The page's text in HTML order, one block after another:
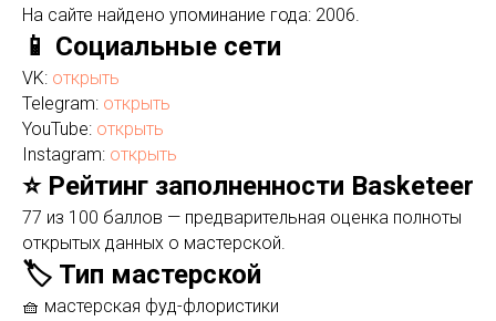
На сайте найдено упоминание года: 2006.
📱 Социальные сети
VK: открыть
Telegram: открыть
YouTube: открыть
Instagram: открыть
⭐ Рейтинг заполненности Basketeer
77 из 100 баллов — предварительная оценка полноты
открытых данных о мастерской.
🏷️ Тип мастерской
🧺 мастерская фуд-флористики